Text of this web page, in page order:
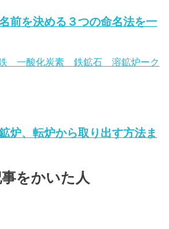
前を決める３つの命名法を一
炉、転炉から取り出す方法ま
をかいた人